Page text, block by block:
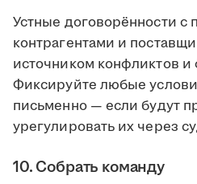
Устные договорённости с
контрагентами и
источником конфликтов
Фиксируйте любые
письменно — если будут
урегулировать их через
10. Собрать команду